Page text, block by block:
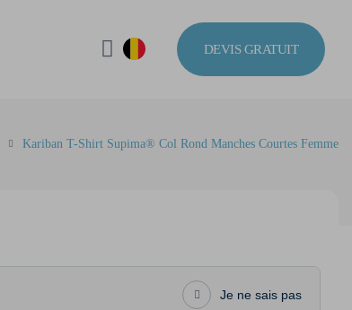
DEVIS GRATUIT
Kariban T-Shirt Supima® Col Rond Manches Courtes Femme
Je ne sais pas